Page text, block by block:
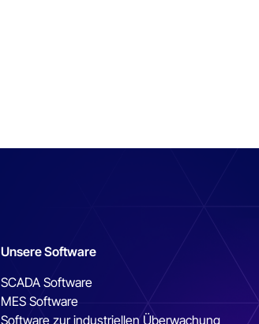
Unsere Software
SCADA Software
MES Software
Software zur industriellen Überwachung